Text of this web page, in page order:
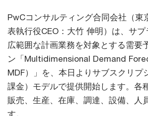
PwCコンサルティング合同会社（東
表執行役CEO：大竹 伸明）は、サ
広範囲な計画業務を対象とする需要
ン「Multidimensional Demand
MDF）」を、本日よりサブスクリプ
課金）モデルで提供開始します。各
販売、生産、在庫、調達、設備、人